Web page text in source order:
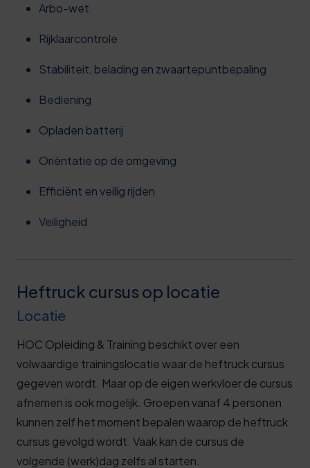
Arbo-wet
Rijklaarcontrole
Stabiliteit, belading en zwaartepuntbepaling
Bediening
Opladen batterij
Oriëntatie op de omgeving
Efficiënt en veilig rijden
Veiligheid
Heftruck cursus op locatie
Locatie
HOC Opleiding & Training beschikt over een
volwaardige trainingslocatie waar de heftruck cursus
gegeven wordt. Maar op de eigen werkvloer de cursus
afnemen is ook mogelijk. Groepen vanaf 4 personen
kunnen zelf het moment bepalen waarop de heftruck
cursus gevolgd wordt. Vaak kan de cursus de
volgende (werk)dag zelfs al starten.